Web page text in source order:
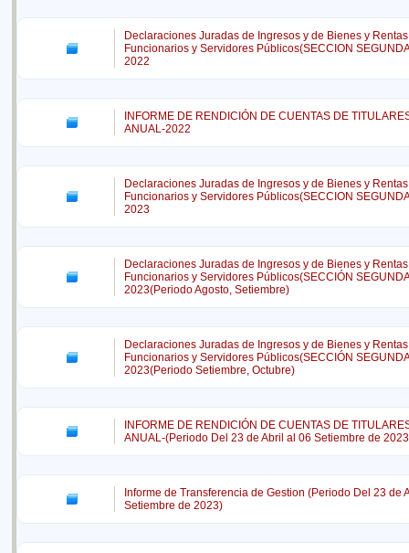
Declaraciones Juradas de Ingresos y de Bienes y
Funcionarios y Servidores Públicos(SECCION
2022
INFORME DE RENDICIÓN DE CUENTAS DE
ANUAL-2022
Declaraciones Juradas de Ingresos y de Bienes y
Funcionarios y Servidores Públicos(SECCION
2023
Declaraciones Juradas de Ingresos y de Bienes y
Funcionarios y Servidores Públicos(SECCIÓN
2023(Periodo Agosto, Setiembre)
Declaraciones Juradas de Ingresos y de Bienes y
Funcionarios y Servidores Públicos(SECCIÓN
2023(Periodo Setiembre, Octubre)
INFORME DE RENDICIÓN DE CUENTAS DE
ANUAL-(Periodo Del 23 de Abril al 06 Setiembre de
Informe de Transferencia de Gestion (Periodo Del 23 de
Setiembre de 2023)